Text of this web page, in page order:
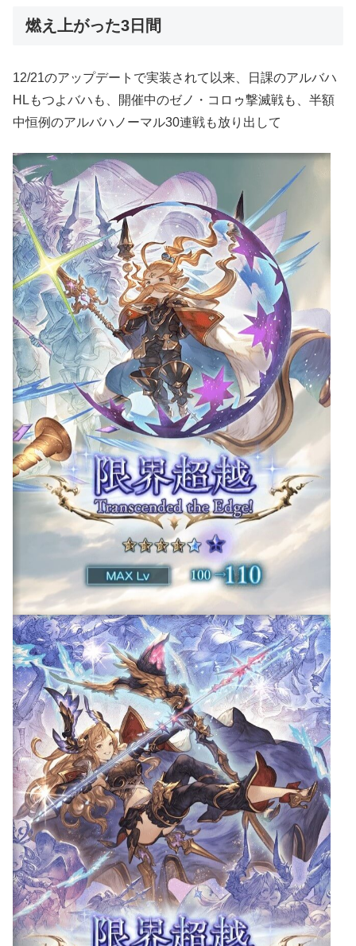
燃え上がった3日間
12/21のアップデートで実装されて以来、日課のアルバハ
HLもつよバハも、開催中のゼノ・コロゥ撃滅戦も、半額
中恒例のアルバハノーマル30連戦も放り出して